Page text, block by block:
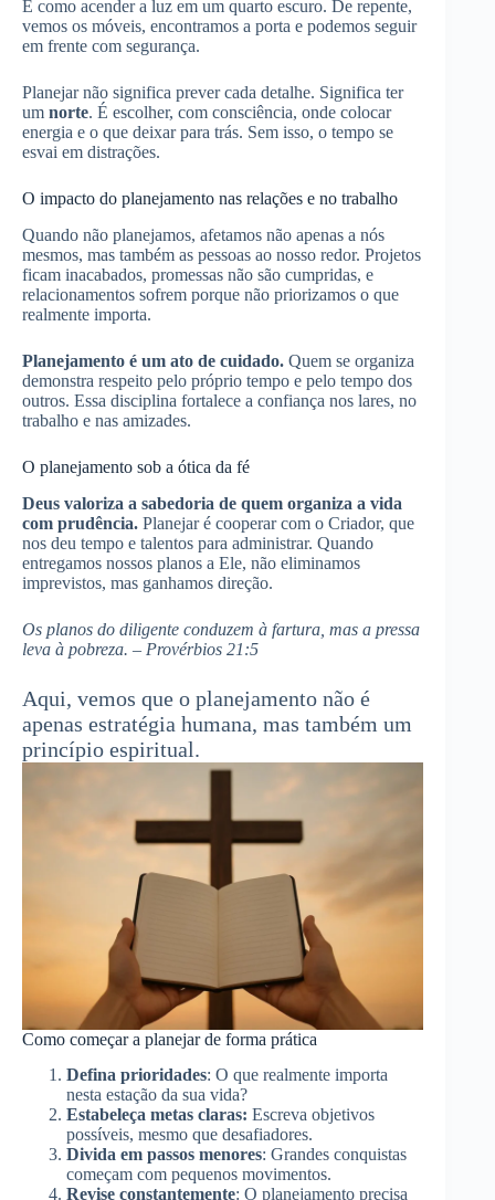
É como acender a luz em um quarto escuro. De repente,
vemos os móveis, encontramos a porta e podemos seguir
em frente com segurança.
Planejar não significa prever cada detalhe. Significa ter
um norte. É escolher, com consciência, onde colocar
energia e o que deixar para trás. Sem isso, o tempo se
esvai em distrações.
O impacto do planejamento nas relações e no trabalho
Quando não planejamos, afetamos não apenas a nós
mesmos, mas também as pessoas ao nosso redor. Projetos
ficam inacabados, promessas não são cumpridas, e
relacionamentos sofrem porque não priorizamos o que
realmente importa.
Planejamento é um ato de cuidado. Quem se organiza
demonstra respeito pelo próprio tempo e pelo tempo dos
outros. Essa disciplina fortalece a confiança nos lares, no
trabalho e nas amizades.
O planejamento sob a ótica da fé
Deus valoriza a sabedoria de quem organiza a vida
com prudência. Planejar é cooperar com o Criador, que
nos deu tempo e talentos para administrar. Quando
entregamos nossos planos a Ele, não eliminamos
imprevistos, mas ganhamos direção.
Os planos do diligente conduzem à fartura, mas a pressa
leva à pobreza. – Provérbios 21:5
Aqui, vemos que o planejamento não é
apenas estratégia humana, mas também um
princípio espiritual.
Como começar a planejar de forma prática
Defina prioridades: O que realmente importa
nesta estação da sua vida?
Estabeleça metas claras: Escreva objetivos
possíveis, mesmo que desafiadores.
Divida em passos menores: Grandes conquistas
começam com pequenos movimentos.
Revise constantemente: O planejamento precisa